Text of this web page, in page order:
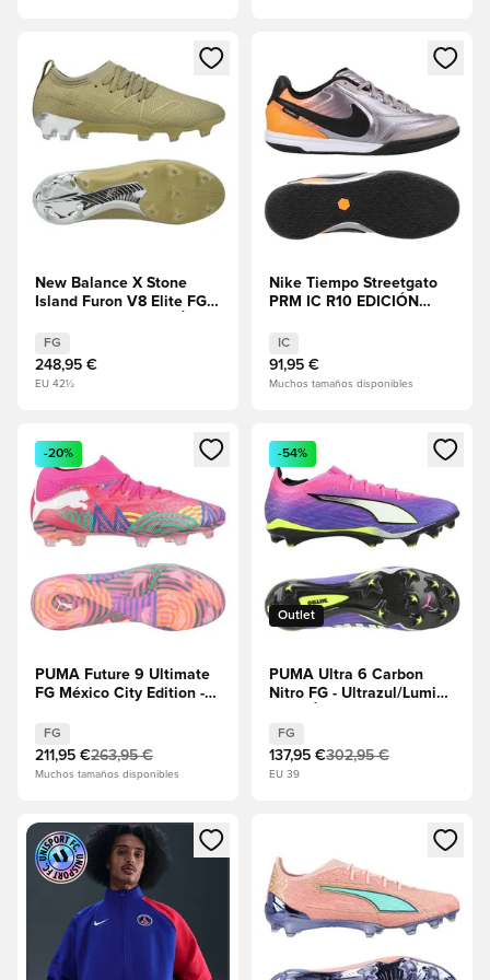
Abre un modal para iniciar sesión o registrarse como
New Balance X Stone
Island Furon V8 Elite FG -
LIMITADA
FG
248,95 €
EU 42½
Abre un modal para iniciar
Nike Tiempo Streetgato
PRM IC R10 EDICIÓN
IC
91,95 €
Muchos tamaños disponibles
Abre un modal para iniciar sesión o registrarse como
-20%
PUMA Future 9 Ultimate
FG México City Edition -
cubierto de hierba/Racing
Blue/Yellow Blaze
FG
211,95 €263,95 €
Muchos tamaños disponibles
Abre un modal para iniciar
Outlet
-54%
PUMA Ultra 6 Carbon
Nitro FG - Ultrazul/Lumin
FG
137,95 €302,95 €
EU 39
Abre un modal para iniciar sesión o registrarse como
Abre un modal para iniciar